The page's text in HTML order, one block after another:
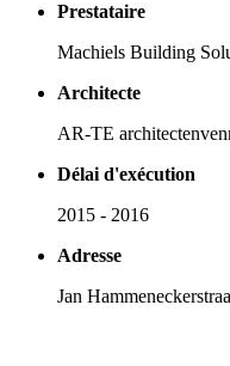
Prestataire
Machiels Building
Architecte
AR-TE
Délai d'exécution
2015 - 2016
Adresse
Jan